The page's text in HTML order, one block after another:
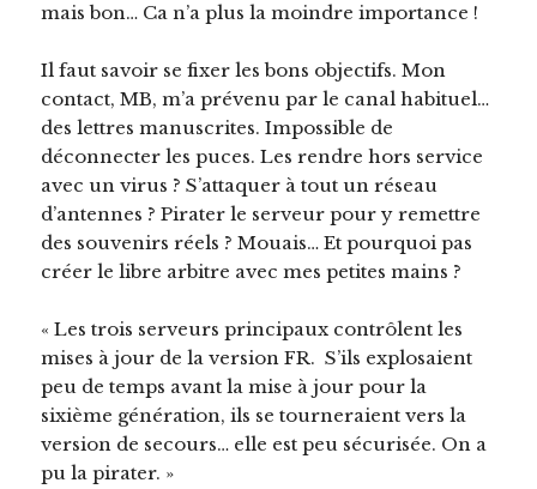
mais bon… Ca n’a plus la moindre importance !
Il faut savoir se fixer les bons objectifs. Mon
contact, MB, m’a prévenu par le canal habituel…
des lettres manuscrites. Impossible de
déconnecter les puces. Les rendre hors service
avec un virus ? S’attaquer à tout un réseau
d’antennes ? Pirater le serveur pour y remettre
des souvenirs réels ? Mouais… Et pourquoi pas
créer le libre arbitre avec mes petites mains ?
« Les trois serveurs principaux contrôlent les
mises à jour de la version FR. S’ils explosaient
peu de temps avant la mise à jour pour la
sixième génération, ils se tourneraient vers la
version de secours… elle est peu sécurisée. On a
pu la pirater. »